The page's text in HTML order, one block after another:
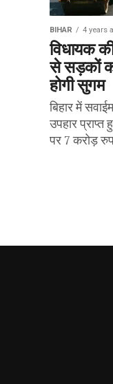
BIHAR 4 years
विधायक
से सड़कों का
होगी सुगम
बिहार में
उपहार
पर 7 करोड़